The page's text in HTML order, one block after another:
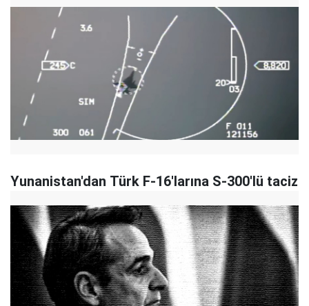
Yunanistan'dan Türk F-16'larına S-300'lü taciz